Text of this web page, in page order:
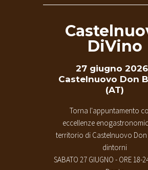
DiVino
27 giugno
Castelnuovo Don
(AT)
Torna l'appuntamento
eccellenze
territorio di Castelnuovo
dintorni
SABATO 27 GIUGNO - ORE 18-